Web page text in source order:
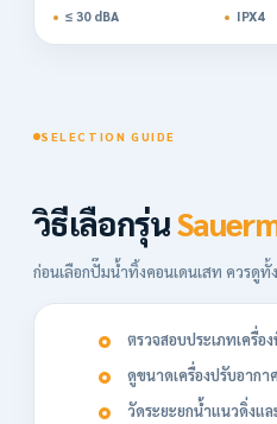
≤ 30 dBA
IPX4
SELECTION GUIDE
วิธีเลือกรุ่น
ก่อนเลือกปั๊มน้ำทิ้งคอนเดนเสท ควรดู
ตรวจสอบประเภทเครื่
ดูขนาดเครื่องปรับอากา
วัดระยะยกน้ำแนวดิ่งแล